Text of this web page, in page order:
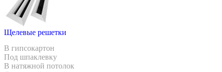
Щелевые решетки
В гипсокартон
Под шпаклевку
В натяжной потолок